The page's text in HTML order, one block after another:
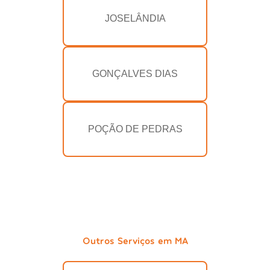
JOSELÂNDIA
GONÇALVES DIAS
POÇÃO DE PEDRAS
Outros Serviços em MA